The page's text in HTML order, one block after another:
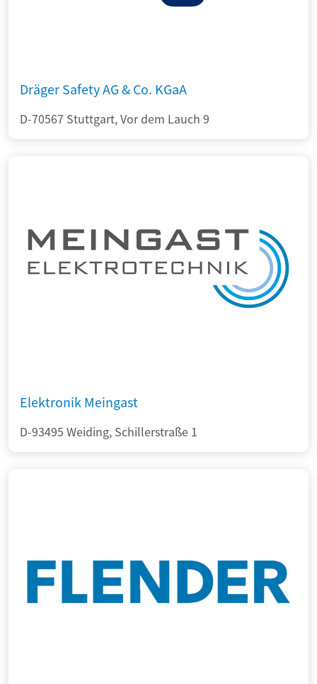
Dräger Safety AG & Co. KGaA
D-70567 Stuttgart, Vor dem Lauch 9
Elektronik Meingast
D-93495 Weiding, Schillerstraße 1